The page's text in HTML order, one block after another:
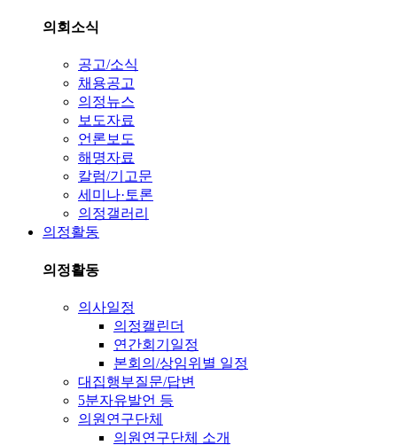
의회소식
공고/소식
채용공고
의정뉴스
보도자료
언론보도
해명자료
칼럼/기고문
세미나·토론
의정갤러리
의정활동
의정활동
의사일정
의정캘린더
연간회기일정
본회의/상임위별 일정
대집행부질문/답변
5분자유발언 등
의원연구단체
의원연구단체 소개